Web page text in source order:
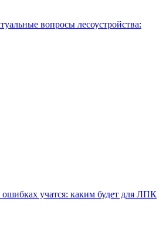
вопросы лесоустройства:
учатся: каким будет для ЛПК